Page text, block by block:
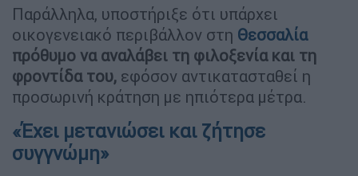
Παράλληλα, υποστήριξε ότι υπάρχει
οικογενειακό περιβάλλον στη Θεσσαλία
πρόθυμο να αναλάβει τη φιλοξενία και τη
φροντίδα του, εφόσον αντικατασταθεί η
προσωρινή κράτηση με ηπιότερα μέτρα.
«Έχει μετανιώσει και ζήτησε
συγγνώμη»